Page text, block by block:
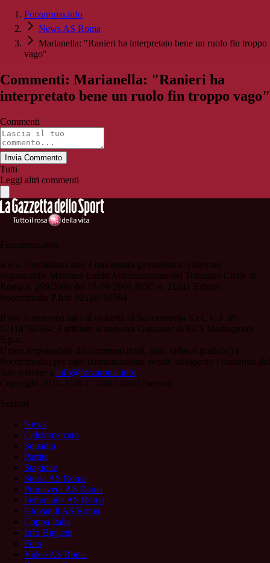
Forzaroma.info
News AS Roma
Marianella: "Ranieri ha interpretato bene un ruolo fin troppo
vago"
Commenti: Marianella: "Ranieri ha
interpretato bene un ruolo fin troppo vago"
Commenti
Invia Commento
Tutti
Leggi altri commenti
Forzaroma.info
www.ForzaRoma.info è una testata giornalistica. Direttore
responsabile Massimo Limiti Autorizzazione del Tribunale Civile di
Roma n. 299/2009 del 18-09-2009 ROC n. 21241 Editore
Soccermedia P.Iva: 02118780564
Il sito Forzaroma.info di titolarità di Soccermedia S.r.l., C.F./PI
02118780564, è affiliato al network Gazzanet di RCS Mediagroup
S.p.a..
Unico responsabile dei contenuti (testi, foto, video e grafiche) è
Soccermedia; per ogni comunicazione avente ad oggetto i contenuti del
Sito scrivere a info@forzaroma.info
Copyright 2021-2026 © Tutti i diritti riservati.
Sezioni
News
Calciomercato
Squadra
Partite
Stagione
Storia AS Roma
Primavera AS Roma
Femminile AS Roma
Giovanili AS Roma
Coppa Italia
Info Biglietti
Foto
Video AS Roma